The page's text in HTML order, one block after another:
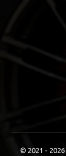
© 2021 - 2026